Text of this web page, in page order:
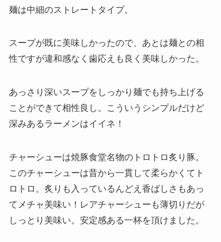
麺は中細のストレートタイプ。
スープが既に美味しかったので、あとは麺との相
性ですが違和感なく歯応えも良く美味しかった。
あっさり深いスープをしっかり麺でも持ち上げる
ことができて相性良し。こういうシンプルだけど
深みあるラーメンはイイネ！
チャーシューは焼豚食堂名物のトロトロ炙り豚。
このチャーシューは昔から一貫して柔らかくてト
ロトロ。炙りも入っているんどえ香ばしさもあっ
てメチャ美味い！レアチャーシューも薄切りだが
しっとり美味い。安定感ある一杯を頂けました。